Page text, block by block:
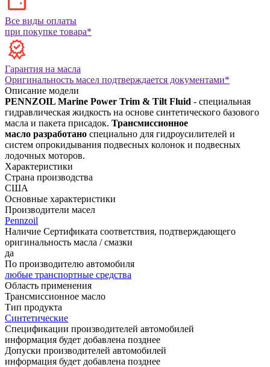
Все виды оплаты
при покупке товара*
Гарантия на масла
Оригинальность масел подтверждается документами*
Описание модели
PENNZOIL Marine Power Trim & Tilt Fluid - специальная
гидравлическая жидкость на основе синтетического базового
масла и пакета присадок. Трансмиссионное
масло разработано специально для гидроусилителей и
систем опрокидывания подвесных колонок и подвесных
лодочных моторов.
Характеристики
Страна производства
США
Основные характеристики
Производители масел
Pennzoil
Наличие Сертификата соответствия, подтверждающего
оригинальность масла / смазки
да
По производителю автомобиля
любые транспортные средства
Область применения
Трансмиссионное масло
Тип продукта
Синтетические
Спецификации производителей автомобилей
информация будет добавлена позднее
Допуски производителей автомобилей
информация будет добавлена позднее